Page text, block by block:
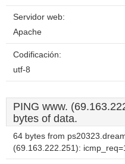
Servidor web:
Apache
Codificación:
utf-8
PING www.
bytes of data.
64 bytes from
(69.163.222.251):